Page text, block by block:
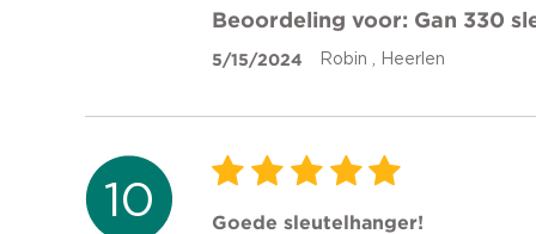
Beoordeling voor: Gan 330
5/15/2024 Robin , Heerlen
10 Goede sleutelhanger!